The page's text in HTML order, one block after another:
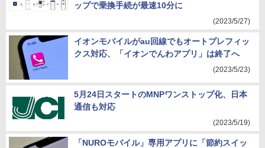
ップで乗換手続が最速10分に
(2023/5/27)
イオンモバイルがau回線でもオートプレフィッ
クス対応、「イオンでんわアプリ」は終了へ
(2023/5/23)
5月24日スタートのMNPワンストップ化、日本
通信も対応
(2023/5/19)
「NUROモバイル」専用アプリに「節約スイッ